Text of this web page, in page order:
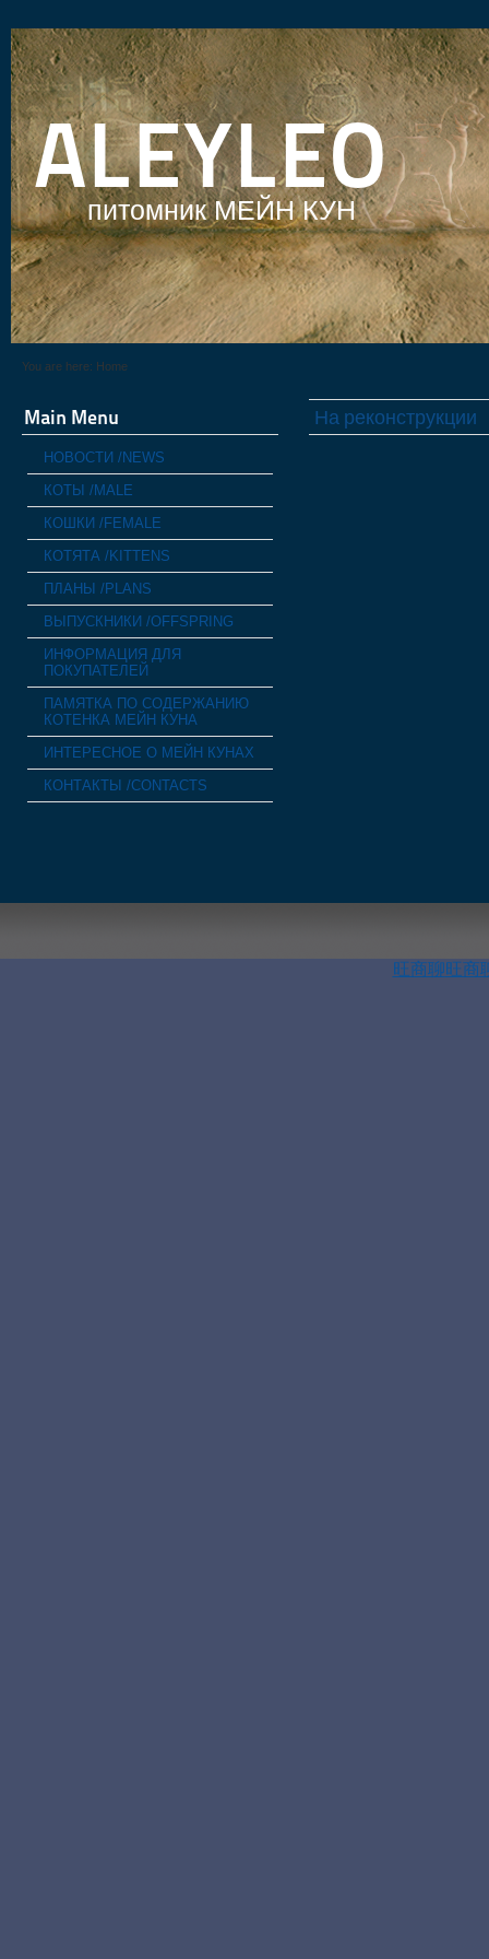
ALEYLEO
питомник МЕЙН КУН
You are here: Home
Main Menu
НОВОСТИ /NEWS
КОТЫ /MALE
КОШКИ /FEMALE
КОТЯТА /KITTENS
ПЛАНЫ /PLANS
ВЫПУСКНИКИ /OFFSPRING
ИНФОРМАЦИЯ ДЛЯ
ПОКУПАТЕЛЕЙ
ПАМЯТКА ПО СОДЕРЖАНИЮ
КОТЕНКА МЕЙН КУНА
ИНТЕРЕСНОЕ О МЕЙН КУНАХ
КОНТАКТЫ /CONTACTS
На реконструкции
旺商聊旺商